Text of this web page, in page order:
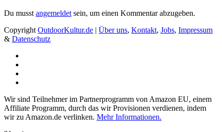
Du musst angemeldet sein, um einen Kommentar abzugeben.
Copyright OutdoorKultur.de | Über uns, Kontakt, Jobs, Impressum
& Datenschutz
Wir sind Teilnehmer im Partnerprogramm von Amazon EU, einem
Affiliate Programm, durch das wir Provisionen verdienen, indem
wir zu Amazon.de verlinken. Mehr Informationen.